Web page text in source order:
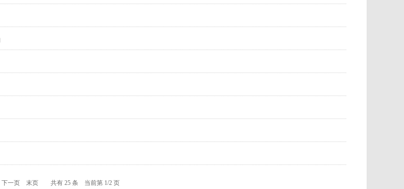
下一页 末页共有 25 条 当前第 1/2 页